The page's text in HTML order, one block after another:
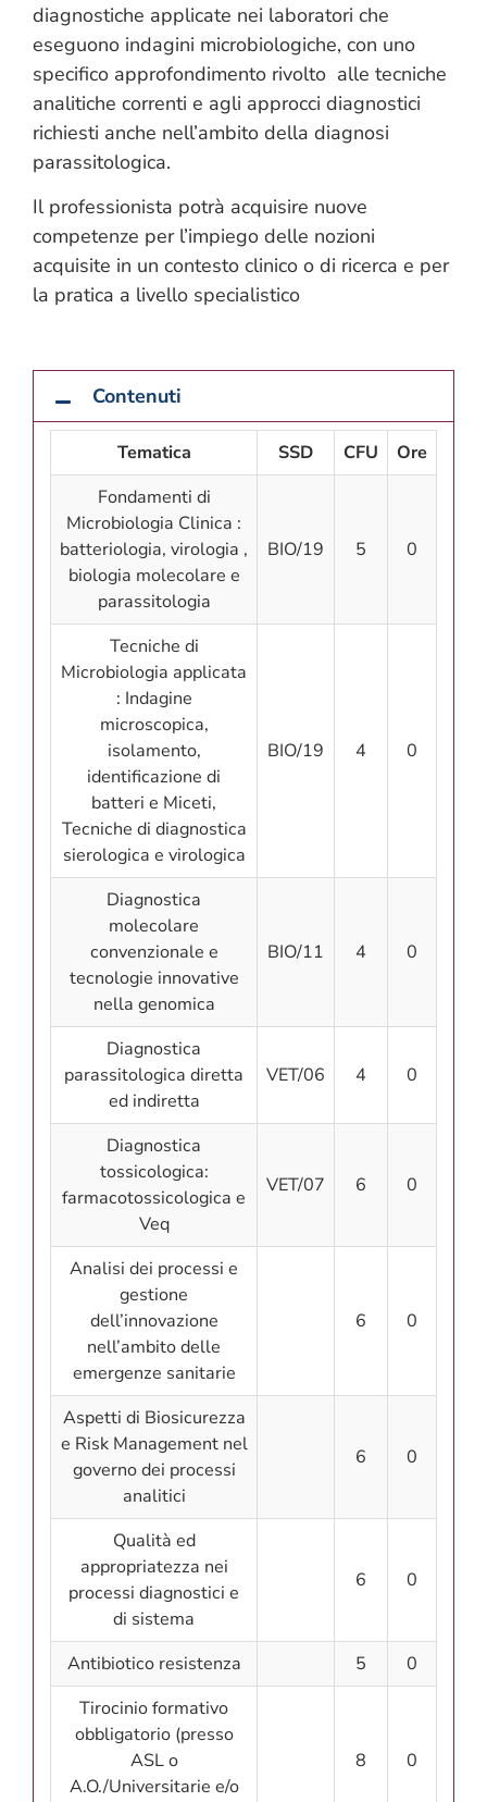
diagnostiche applicate nei laboratori che
eseguono indagini microbiologiche, con uno
specifico approfondimento rivolto alle tecniche
analitiche correnti e agli approcci diagnostici
richiesti anche nell’ambito della diagnosi
Il professionista potrà acquisire nuove
competenze per l’impiego delle nozioni
acquisite in un contesto clinico o di ricerca e per
la pratica a livello specialistico
Contenuti
Tematica SSD CFU
Ore
Fondamenti di
Microbiologia Clinica :
batteriologia, virologia ,
biologia molecolare e
parassitologia
BIO/19 5 0
Tecniche di
Microbiologia applicata
: Indagine
microscopica,
isolamento,
identificazione di
batteri e Miceti,
Tecniche di diagnostica
sierologica e virologica
BIO/19 4 0
Diagnostica
molecolare
convenzionale e
tecnologie innovative
nella genomica
BIO/11 4 0
Diagnostica
parassitologica diretta
ed indiretta
VET/06 4 0
Diagnostica
tossicologica:
farmacotossicologica e
Veq
VET/07 6 0
Analisi dei processi e
gestione
dell’innovazione
nell’ambito delle
emergenze sanitarie
6 0
Aspetti di Biosicurezza
e Risk Management nel
governo dei processi
analitici
6 0
Qualità ed
appropriatezza nei
processi diagnostici e
di sistema
6 0
Antibiotico resistenza 5
0
Tirocinio formativo
obbligatorio (presso
ASL o
A.O./Universitarie e/o
8 0